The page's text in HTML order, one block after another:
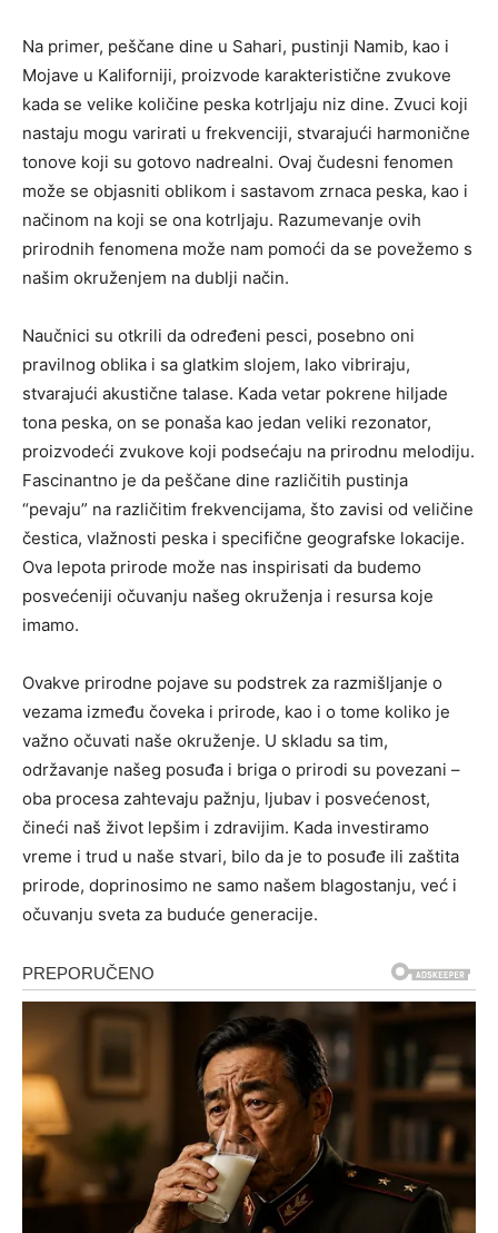
Na primer, peščane dine u Sahari, pustinji Namib, kao i
Mojave u Kaliforniji, proizvode karakteristične zvukove
kada se velike količine peska kotrljaju niz dine. Zvuci koji
nastaju mogu varirati u frekvenciji, stvarajući harmonične
tonove koji su gotovo nadrealni. Ovaj čudesni fenomen
može se objasniti oblikom i sastavom zrnaca peska, kao i
načinom na koji se ona kotrljaju. Razumevanje ovih
prirodnih fenomena može nam pomoći da se povežemo s
našim okruženjem na dublji način.
Naučnici su otkrili da određeni pesci, posebno oni
pravilnog oblika i sa glatkim slojem, lako vibriraju,
stvarajući akustične talase. Kada vetar pokrene hiljade
tona peska, on se ponaša kao jedan veliki rezonator,
proizvodeći zvukove koji podsećaju na prirodnu melodiju.
Fascinantno je da peščane dine različitih pustinja
“pevaju” na različitim frekvencijama, što zavisi od veličine
čestica, vlažnosti peska i specifične geografske lokacije.
Ova lepota prirode može nas inspirisati da budemo
posvećeniji očuvanju našeg okruženja i resursa koje
imamo.
Ovakve prirodne pojave su podstrek za razmišljanje o
vezama između čoveka i prirode, kao i o tome koliko je
važno očuvati naše okruženje. U skladu sa tim,
održavanje našeg posuđa i briga o prirodi su povezani –
oba procesa zahtevaju pažnju, ljubav i posvećenost,
čineći naš život lepšim i zdravijim. Kada investiramo
vreme i trud u naše stvari, bilo da je to posuđe ili zaštita
prirode, doprinosimo ne samo našem blagostanju, već i
očuvanju sveta za buduće generacije.